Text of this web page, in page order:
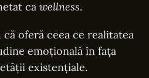
ca wellness.
oferă ceea ce realitatea
emoțională în fața
existențiale.